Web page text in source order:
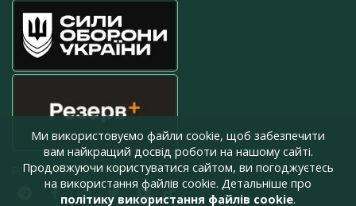
press@armyinform.com.ua
Ми використовуємо файли cookie, щоб забезпечити
вам найкращий досвід роботи на нашому сайті.
Продовжуючи користуватися сайтом, ви погоджуєтесь
на використання файлів cookie. Детальніше про
політику використання файлів cookie.